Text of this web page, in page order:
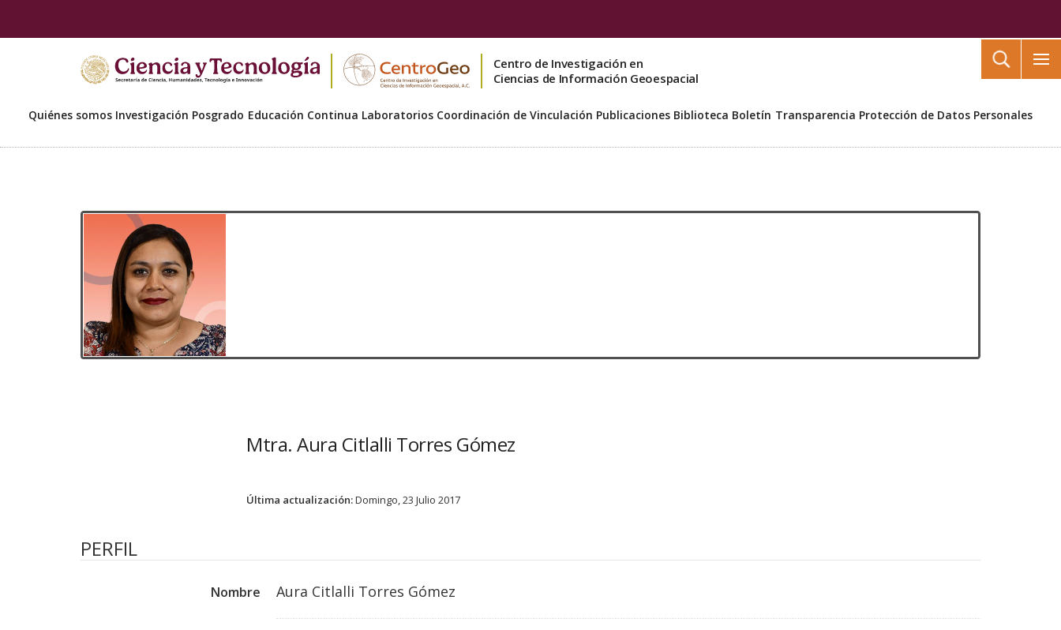
Centro de Investigación en
Ciencias de Información Geoespacial
Quiénes somos Investigación Posgrado Educación Continua Laboratorios Coordinación de Vinculación Publicaciones Biblioteca Boletín Transparencia Protección de Datos Personales
Mtra. Aura Citlalli Torres Gómez
Última actualización:Domingo, 23 Julio 2017
PERFIL
Nombre Aura Citlalli Torres Gómez